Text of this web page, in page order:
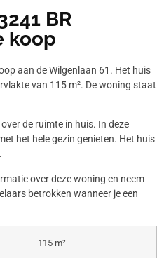
BR
koop
aan de Wilgenlaan 61. Het huis
van 115 m². De woning staat
de ruimte in huis. In deze
het hele gezin genieten. Het huis
over deze woning en neem
betrokken wanneer je een
115 m²